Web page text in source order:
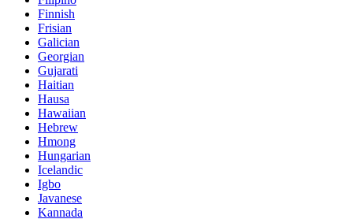
Finnish
Frisian
Galician
Georgian
Gujarati
Haitian
Hausa
Hawaiian
Hebrew
Hmong
Hungarian
Icelandic
Igbo
Javanese
Kannada